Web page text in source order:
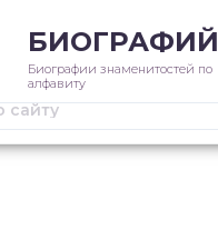
БИОГРАФИЙ
Биографии знаменитостей по
алфавиту